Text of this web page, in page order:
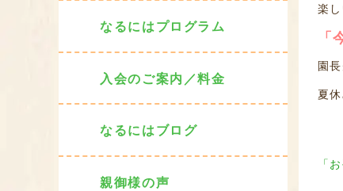
楽
園
夏
「
なるにはプログラム
入会のご案内／料金
なるにはブログ
親御様の声